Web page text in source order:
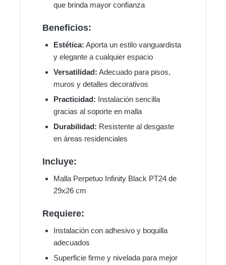
que brinda mayor confianza
Beneficios:
Estética: Aporta un estilo vanguardista
y elegante a cualquier espacio
Versatilidad: Adecuado para pisos,
muros y detalles decorativos
Practicidad: Instalación sencilla
gracias al soporte en malla
Durabilidad: Resistente al desgaste
en áreas residenciales
Incluye:
Malla Perpetuo Infinity Black PT24 de
29x26 cm
Requiere:
Instalación con adhesivo y boquilla
adecuados
Superficie firme y nivelada para mejor